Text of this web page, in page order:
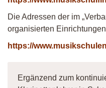
Die Adressen der im
organisierten
https://
Ergänzend zum